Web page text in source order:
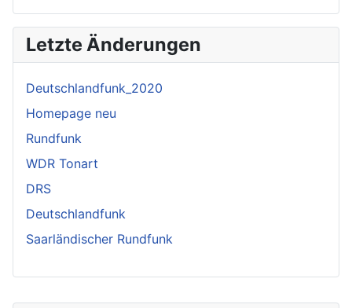
Letzte Änderungen
Deutschlandfunk_2020
Homepage neu
Rundfunk
WDR Tonart
DRS
Deutschlandfunk
Saarländischer Rundfunk